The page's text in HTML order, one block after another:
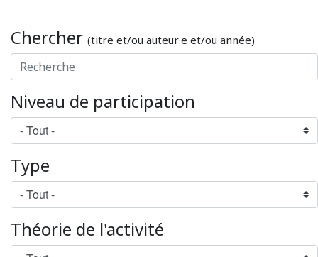
Chercher (titre et/ou auteur·e et/ou année)
Niveau de participation
Type
Théorie de l'activité